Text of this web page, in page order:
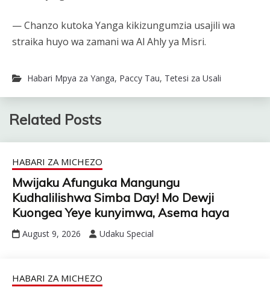
— Chanzo kutoka Yanga kikizungumzia usajili wa
straika huyo wa zamani wa Al Ahly ya Misri.
Habari Mpya za Yanga, Paccy Tau, Tetesi za Usali
Related Posts
HABARI ZA MICHEZO
Mwijaku Afunguka Mangungu
Kudhalilishwa Simba Day! Mo Dewji
Kuongea Yeye kunyimwa, Asema haya
August 9, 2026 Udaku Special
HABARI ZA MICHEZO